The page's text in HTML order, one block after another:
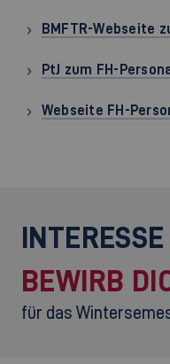
BMFTR-Webseite
PtJ zum FH-
Webseite FH-
BEWIRB
für das